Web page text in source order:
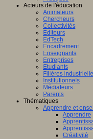
Acteurs de l'éducation
Animateurs
Chercheurs
Collectivités
Editeurs
EdTech
Encadrement
Enseignants
Entreprises
Etudiants
Filières
Institutionnels
Médiateurs
Parents
Thématiques
Apprendre et
Apprendre
Créativité